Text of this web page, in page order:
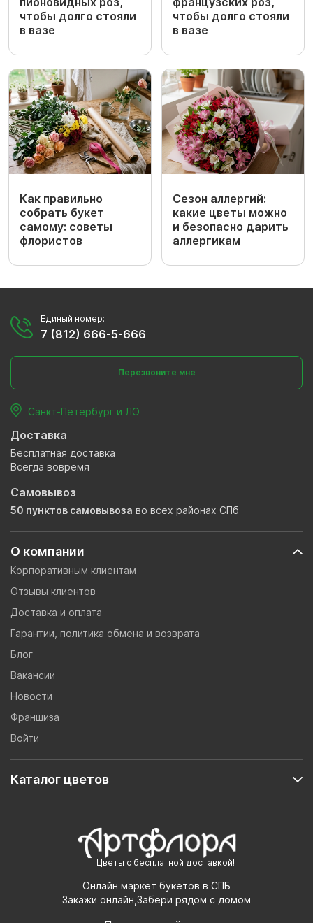
чтобы долго стояли
в вазе
чтобы долго стояли
в вазе
Как правильно
собрать букет
самому: советы
флористов
Сезон аллергий:
какие цветы можно
и безопасно дарить
аллергикам
Цветы с бесплатной доставкой!
Онлайн маркет букетов в СПБ
Закажи онлайн,Забери рядом с домом
О компании
Корпоративным клиентам
Отзывы клиентов
Доставка и оплата
Гарантии, политика обмена и возврата
Блог
Вакансии
Новости
Франшиза
Войти
Каталог цветов
Единый номер:
7 (812) 666-5-666
Перезвоните мне
Санкт-Петербург и ЛО
Доставка
Бесплатная доставка
Всегда вовремя
Самовывоз
50 пунктов самовывоза во всех районах СПб